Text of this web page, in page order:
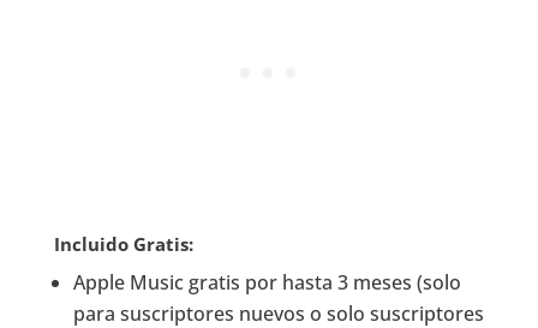
Incluido Gratis:
Apple Music gratis por hasta 3 meses (solo
para suscriptores nuevos o solo suscriptores